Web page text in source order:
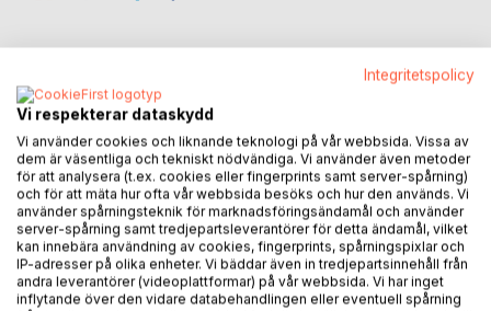
BESKRIVNING
Några månader efter att den ökände seriemördaren
Nikaros Ark har vistats på Gallbjärsbergetsmentalsjukhus
så sker några mord på ön. Morden påminner om hans
tidigare verk. Finns det en copycat på ön? Misstankarna
riktras mot personal inom vården eller polisen.
Hotel och restaurangägaren Rune Stålblom får en hjälpreda
Integritetspolicy
Vi respekterar dataskydd
Vi använder cookies och liknande teknologi på vår webbsida. Vissa av
dem är väsentliga och tekniskt nödvändiga. Vi använder även metoder
för att analysera (t.ex. cookies eller fingerprints samt server-spårning)
och för att mäta hur ofta vår webbsida besöks och hur den används. Vi
använder spårningsteknik för marknadsföringsändamål och använder
server-spårning samt tredjepartsleverantörer för detta ändamål, vilket
kan innebära användning av cookies, fingerprints, spårningspixlar och
IP-adresser på olika enheter. Vi bäddar även in tredjepartsinnehåll från
andra leverantörer (videoplattformar) på vår webbsida. Vi har inget
inflytande över den vidare databehandlingen eller eventuell spårning